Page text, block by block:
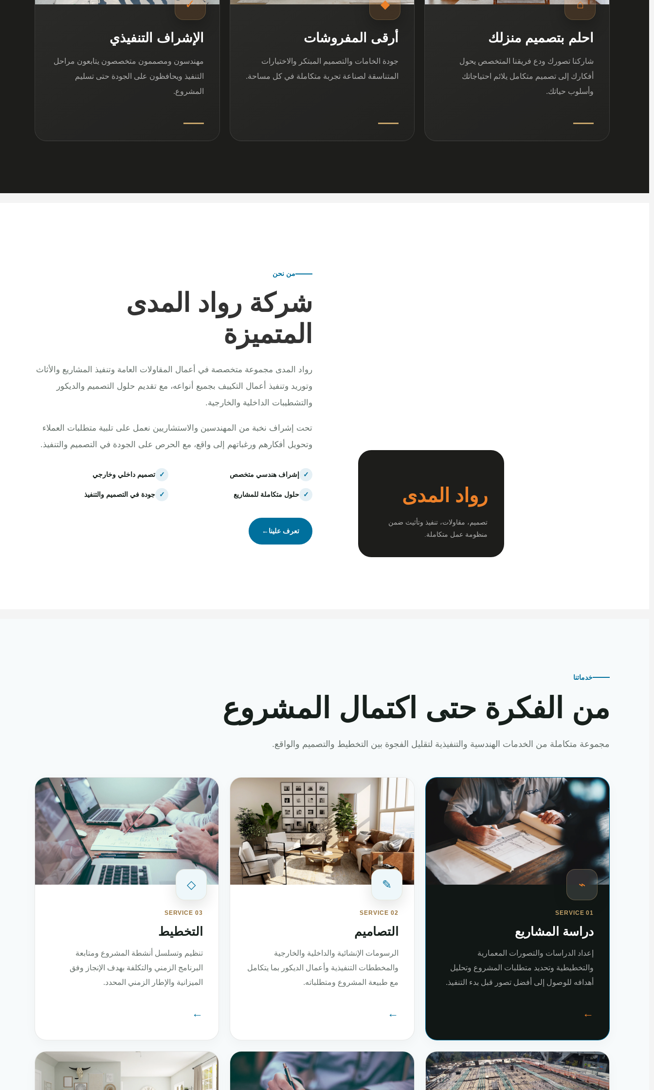
⌂
احلم بتصميم منزلك
شاركنا تصورك ودع فريقنا المتخصص يحول
أفكارك إلى تصميم متكامل يلائم احتياجاتك
وأسلوب حياتك.
◆
أرقى المفروشات
جودة الخامات والتصميم المبتكر والاختيارات
المتناسقة لصناعة تجربة متكاملة في كل مساحة.
✓
الإشراف التنفيذي
مهندسون ومصممون متخصصون يتابعون مراحل
التنفيذ ويحافظون على الجودة حتى تسليم
المشروع.
رواد المدى
تصميم، مقاولات، تنفيذ وتأثيث ضمن
منظومة عمل متكاملة.
من نحن
شركة رواد المدى
المتميزة
رواد المدى مجموعة متخصصة في أعمال المقاولات العامة وتنفيذ المشاريع والأثاث
وتوريد وتنفيذ أعمال التكييف بجميع أنواعه، مع تقديم حلول التصميم والديكور
والتشطيبات الداخلية والخارجية.
تحت إشراف نخبة من المهندسين والاستشاريين نعمل على تلبية متطلبات العملاء
وتحويل أفكارهم ورغباتهم إلى واقع، مع الحرص على الجودة في التصميم والتنفيذ.
✓ إشراف هندسي متخصص ✓ تصميم داخلي وخارجي
✓ حلول متكاملة للمشاريع ✓ جودة في التصميم والتنفيذ
تعرف علينا←
خدماتنا
من الفكرة حتى اكتمال المشروع
مجموعة متكاملة من الخدمات الهندسية والتنفيذية لتقليل الفجوة بين التخطيط والتصميم والواقع.
⌁
SERVICE 01
دراسة المشاريع
إعداد الدراسات والتصورات المعمارية
والتخطيطية وتحديد متطلبات المشروع وتحليل
أهدافه للوصول إلى أفضل تصور قبل بدء التنفيذ.
←
✎
SERVICE 02
التصاميم
الرسومات الإنشائية والداخلية والخارجية
والمخططات التنفيذية وأعمال الديكور بما يتكامل
مع طبيعة المشروع ومتطلباته.
←
◇
SERVICE 03
التخطيط
تنظيم وتسلسل أنشطة المشروع ومتابعة
البرنامج الزمني والتكلفة بهدف الإنجاز وفق
الميزانية والإطار الزمني المحدد.
←